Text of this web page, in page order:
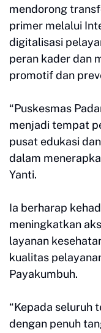
mendorong
primer melalui
digitalisasi
peran kader dan
promotif dan
“Puskesmas
menjadi tempat
pusat edukasi
dalam
Yanti.
Ia berharap
meningkatkan
layanan
kualitas
Payakumbuh.
“Kepada seluruh
dengan penuh